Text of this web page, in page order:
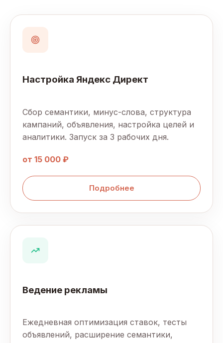
Настройка Яндекс Директ
Сбор семантики, минус-слова, структура
кампаний, объявления, настройка целей и
аналитики. Запуск за 3 рабочих дня.
от 15 000 ₽
Подробнее
Ведение рекламы
Ежедневная оптимизация ставок, тесты
объявлений, расширение семантики,